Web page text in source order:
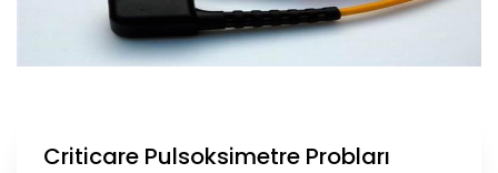
Criticare Pulsoksimetre Probları